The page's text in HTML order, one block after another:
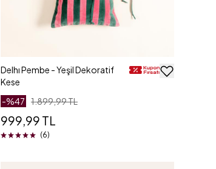
Delhı Pembe - Yeşil Dekoratif
Kese
-%47 1.899,99 TL
999,99 TL
(6)